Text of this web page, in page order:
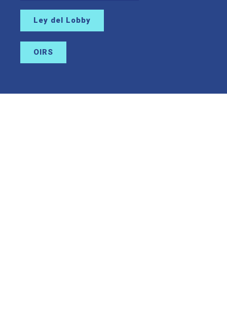
Ley del Lobby
OIRS